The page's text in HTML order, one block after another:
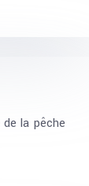
la pêche